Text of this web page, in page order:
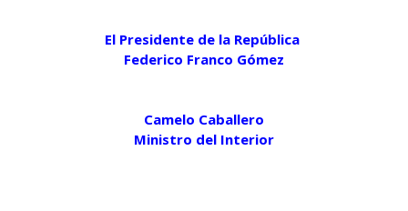
El Presidente de la República
Federico Franco Gómez
Camelo Caballero
Ministro del Interior